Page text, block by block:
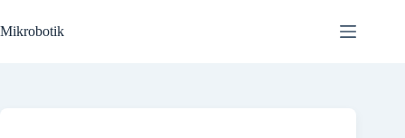
to
content
Mikrobotik